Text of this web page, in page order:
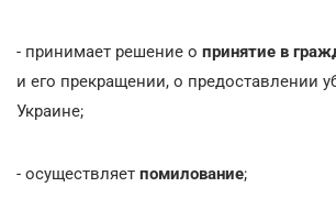
- принимает решение о принятие в
и его прекращении, о предоставлении
Украине;
- осуществляет помилование;